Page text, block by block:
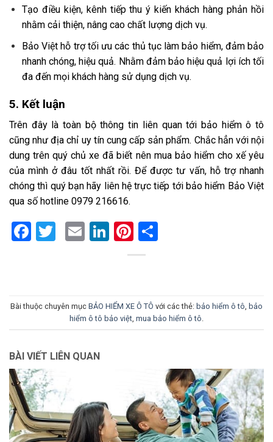
Tạo điều kiện, kênh tiếp thu ý kiến khách hàng phản hồi
nhằm cải thiện, nâng cao chất lượng dịch vụ.
Bảo Việt hỗ trợ tối ưu các thủ tục làm bảo hiểm, đảm bảo
nhanh chóng, hiệu quả. Nhằm đảm bảo hiệu quả lợi ích tối
đa đến mọi khách hàng sử dụng dịch vụ.
5. Kết luận
Trên đây là toàn bộ thông tin liên quan tới bảo hiểm ô tô
cũng như địa chỉ uy tín cung cấp sản phẩm. Chắc hẳn với nội
dung trên quý chủ xe đã biết nên mua bảo hiểm cho xế yêu
của mình ở đâu tốt nhất rồi. Để được tư vấn, hỗ trợ nhanh
chóng thì quý bạn hãy liên hệ trực tiếp tới bảo hiểm Bảo Việt
qua số hotline 0979 216616.
Facebook
Twitter
EmailLinkedIn
Pinterest
Bài thuộc chuyên mục BẢO HIỂM XE Ô TÔ với các thẻ: bảo hiểm ô tô bảo
hiểm ô tô bảo việt mua bảo hiểm ô tô
BÀI VIẾT LIÊN QUAN